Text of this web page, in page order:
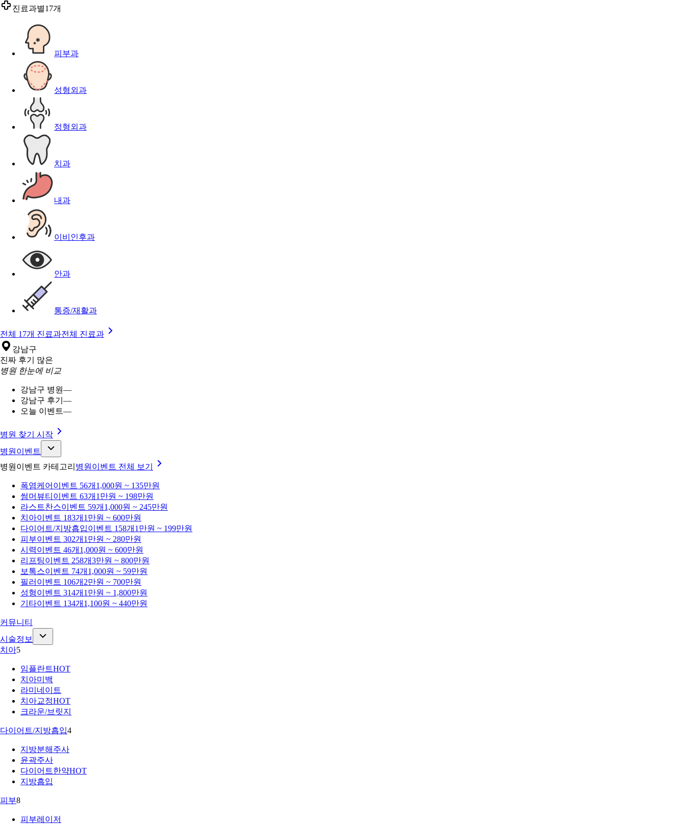
진료과별17개
피부과
성형외과
정형외과
치과
내과
이비인후과
안과
통증/재활과
전체 17개 진료과전체 진료과
강남구
진짜 후기 많은
병원 한눈에 비교
강남구 병원—
강남구 후기 —
오늘 이벤트—
병원 찾기 시작
병원이벤트
병원이벤트 카테고리 병원이벤트 전체 보기
폭염케어 이벤트 56개 1,000원 ~ 135만원
썸머뷰티 이벤트 63개 1만원 ~ 198만원
라스트찬스이벤트 59개 1,000원 ~ 245만원
치아이벤트 183개 1만원 ~ 600만원
다이어트/지방흡입이벤트 158개 1만원 ~ 199만원
피부이벤트 302개 1만원 ~ 280만원
시력이벤트 46개 1,000원 ~ 600만원
리프팅이벤트 258개3만원 ~ 800만원
보톡스이벤트 74개 1,000원 ~ 59만원
필러 이벤트 106개 2만원 ~ 700만원
성형이벤트 314개 1만원 ~ 1,800만원
기타이벤트 134개 1,100원 ~ 440만원
커뮤니티
시술정보
치아5
임플란트HOT
치아미백
라미네이트
치아교정HOT
크라운/브릿지
다이어트/지방흡입4
지방분해주사
윤곽주사
다이어트한약HOT
지방흡입
피부8
피부레이저